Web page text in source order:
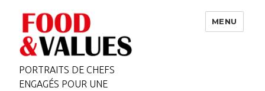
PORTRAITS DE CHEFS
ENGAGÉS POUR UNE
MENU